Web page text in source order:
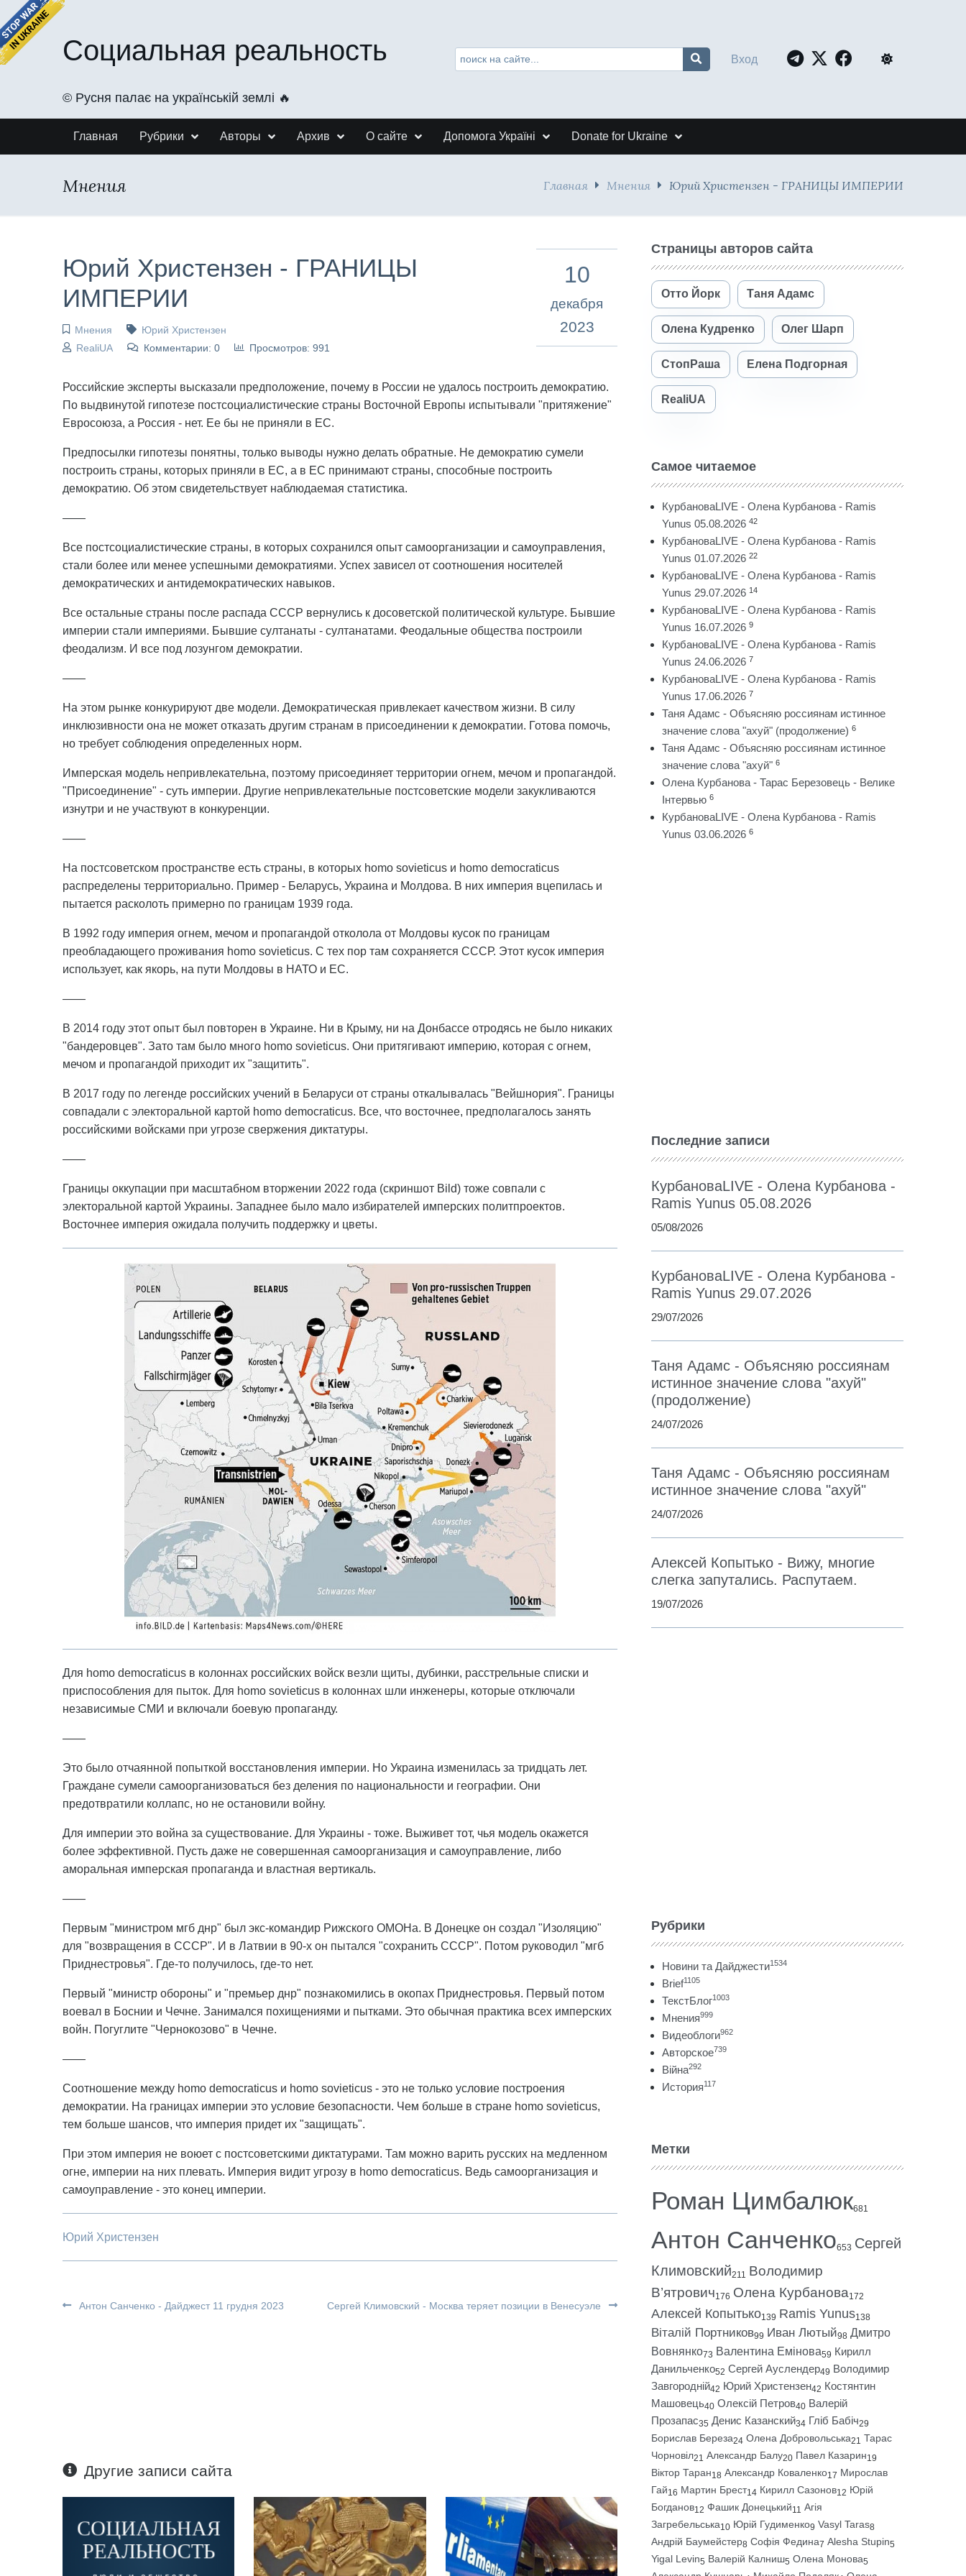
Социальная реальность
©️ Русня палає на українській землі 🔥
Вход
Главная Рубрики Авторы Архив О сайте Допомога Україні Donate for Ukraine
Мнения Главная Мнения Юрий Христензен - ГРАНИЦЫ ИМПЕРИИ
Юрий Христензен - ГРАНИЦЫ
ИМПЕРИИ
Мнения
Юрий Христензен
RealiUA
Комментарии: 0 Просмотров: 991
10
декабря
2023
Российские эксперты высказали предположение, почему в России не удалось построить демократию.
По выдвинутой гипотезе постсоциалистические страны Восточной Европы испытывали "притяжение"
Евросоюза, а Россия - нет. Ее бы не приняли в ЕС.
Предпосылки гипотезы понятны, только выводы нужно делать обратные. Не демократию сумели
построить страны, которых приняли в ЕС, а в ЕС принимают страны, способные построить
демократию. Об этом свидетельствует наблюдаемая статистика.
——
Все постсоциалистические страны, в которых сохранился опыт самоорганизации и самоуправления,
стали более или менее успешными демократиями. Успех зависел от соотношения носителей
демократических и антидемократических навыков.
Все остальные страны после распада СССР вернулись к досоветской политической культуре. Бывшие
империи стали империями. Бывшие султанаты - султанатами. Феодальные общества построили
феодализм. И все под лозунгом демократии.
——
На этом рынке конкурируют две модели. Демократическая привлекает качеством жизни. В силу
инклюзивности она не может отказать другим странам в присоединении к демократии. Готова помочь,
но требует соблюдения определенных норм.
Имперская модель непривлекательна, поэтому присоединяет территории огнем, мечом и пропагандой.
"Присоединение" - суть империи. Другие непривлекательные постсоветские модели закукливаются
изнутри и не участвуют в конкуренции.
——
На постсоветском пространстве есть страны, в которых homo sovieticus и homo democraticus
распределены территориально. Пример - Беларусь, Украина и Молдова. В них империя вцепилась и
пытается расколоть примерно по границам 1939 года.
В 1992 году империя огнем, мечом и пропагандой отколола от Молдовы кусок по границам
преобладающего проживания homo sovieticus. С тех пор там сохраняется СССР. Этот кусок империя
использует, как якорь, на пути Молдовы в НАТО и ЕС.
——
В 2014 году этот опыт был повторен в Украине. Ни в Крыму, ни на Донбассе отродясь не было никаких
"бандеровцев". Зато там было много homo sovieticus. Они притягивают империю, которая с огнем,
мечом и пропагандой приходит их "защитить".
В 2017 году по легенде российских учений в Беларуси от страны откалывалась "Вейшнория". Границы
совпадали с электоральной картой homo democraticus. Все, что восточнее, предполагалось занять
российскими войсками при угрозе свержения диктатуры.
——
Границы оккупации при масштабном вторжении 2022 года (скриншот Bild) тоже совпали с
электоральной картой Украины. Западнее было мало избирателей имперских политпроектов.
Восточнее империя ожидала получить поддержку и цветы.
Для homo democraticus в колоннах российских войск везли щиты, дубинки, расстрельные списки и
приспособления для пыток. Для homo sovieticus в колоннах шли инженеры, которые отключали
независимые СМИ и включали боевую пропаганду.
——
Это было отчаянной попыткой восстановления империи. Но Украина изменилась за тридцать лет.
Граждане сумели самоорганизоваться без деления по национальности и географии. Они
предотвратили коллапс, но не остановили войну.
Для империи это война за существование. Для Украины - тоже. Выживет тот, чья модель окажется
более эффективной. Пусть даже не совершенная самоорганизация и самоуправление, либо
аморальная имперская пропаганда и властная вертикаль.
——
Первым "министром мгб днр" был экс-командир Рижского ОМОНа. В Донецке он создал "Изоляцию"
для "возвращения в СССР". И в Латвии в 90-х он пытался "сохранить СССР". Потом руководил "мгб
Приднестровья". Где-то получилось, где-то нет.
Первый "министр обороны" и "премьер днр" познакомились в окопах Приднестровья. Первый потом
воевал в Боснии и Чечне. Занимался похищениями и пытками. Это обычная практика всех имперских
войн. Погуглите "Чернокозово" в Чечне.
——
Соотношение между homo democraticus и homo sovieticus - это не только условие построения
демократии. На границах империи это условие безопасности. Чем больше в стране homo sovieticus,
тем больше шансов, что империя придет их "защищать".
При этом империя не воюет с постсоветскими диктатурами. Там можно варить русских на медленном
огне, империи на них плевать. Империя видит угрозу в homo democraticus. Ведь самоорганизация и
самоуправление - это конец империи.
Юрий Христензен
Антон Санченко - Дайджест 11 грудня 2023 Сергей Климовский - Москва теряет позиции в Венесуэле
Другие записи сайта
Страницы авторов сайта
Отто Йорк Таня Адамс
Олена Кудренко Олег Шарп
СтопРаша Елена Подгорная
RealiUA
Самое читаемое
КурбановаLIVE - Олена Курбанова - Ramis
Yunus 05.08.2026 42
КурбановаLIVE - Олена Курбанова - Ramis
Yunus 01.07.2026 22
КурбановаLIVE - Олена Курбанова - Ramis
Yunus 29.07.2026 14
КурбановаLIVE - Олена Курбанова - Ramis
Yunus 16.07.2026 9
КурбановаLIVE - Олена Курбанова - Ramis
Yunus 24.06.2026 7
КурбановаLIVE - Олена Курбанова - Ramis
Yunus 17.06.2026 7
Таня Адамс - Объясняю россиянам истинное
значение слова "ахуй" (продолжение) 6
Таня Адамс - Объясняю россиянам истинное
значение слова "ахуй" 6
Олена Курбанова - Тарас Березовець - Велике
Інтервью 6
КурбановаLIVE - Олена Курбанова - Ramis
Yunus 03.06.2026 6
Последние записи
КурбановаLIVE - Олена Курбанова -
Ramis Yunus 05.08.2026
05/08/2026
КурбановаLIVE - Олена Курбанова -
Ramis Yunus 29.07.2026
29/07/2026
Таня Адамс - Объясняю россиянам
истинное значение слова "ахуй"
(продолжение)
24/07/2026
Таня Адамс - Объясняю россиянам
истинное значение слова "ахуй"
24/07/2026
Алексей Копытько - Вижу, многие
слегка запутались. Распутаем.
19/07/2026
Рубрики
Новини та Дайджести1534
Brief1105
ТекстБлог1003
Мнения999
Видеоблоги962
Авторское739
Війна292
История117
Метки
Роман Цимбалюк681
Антон Санченко653 Сергей
Климовский211 Володимир
В’ятрович176 Олена Курбанова172
Алексей Копытько139 Ramis Yunus138
Віталій Портников99 Иван Лютый98 Дмитро
Вовнянко73 Валентина Емінова59 Кирилл
Данильченко52 Сергей Ауслендер49 Володимир
Завгородній42 Юрий Христензен42 Костянтин
Машовець40 Олексій Петров40 Валерій
Прозапас35 Денис Казанский34 Гліб Бабіч29
Борислав Береза24 Олена Добровольська21 Тарас
Чорновіл21 Александр Балу20 Павел Казарин19
Віктор Таран18 Александр Коваленко17 Мирослав
Гай16 Мартин Брест14 Кирилл Сазонов12 Юрій
Богданов12 Фашик Донецький11 Агія
Загребельська10 Юрій Гудименко9 Vasyl Taras8
Андрій Баумейстер8 Софія Федина7 Alesha Stupin5
Yigal Levin5 Валерій Калниш5 Олена Монова5